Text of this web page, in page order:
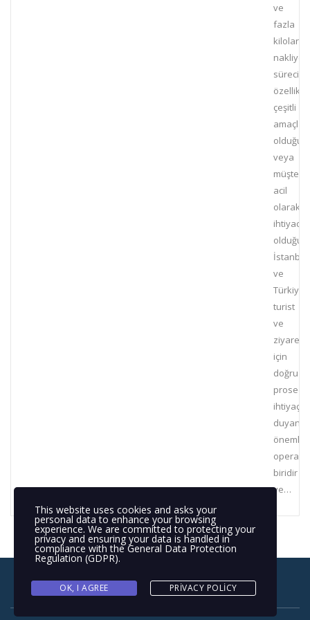
ve
fazla
kiloların
nakliyesi
süreci,
özellikle
çeşitli
amaçlar
veya
acil
olarak
ihtiyacı
İstanbul
ve
turist
ve
için
doğru
ihtiyaç
duyan
önemli
biridir
ve…
This website uses cookies and asks your
personal data to enhance your browsing
experience. We are committed to protecting your
privacy and ensuring your data is handled in
compliance with theGeneral Data Protection
Regulation (GDPR).
OK, I AGREE PRIVACY POLICY